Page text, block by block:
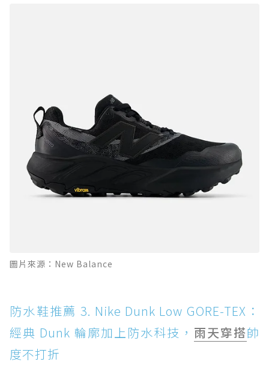
圖片來源：New Balance
防水鞋推薦 3. Nike Dunk Low GORE-TEX：
經典 Dunk 輪廓加上防水科技， 雨天穿搭帥
度不打折